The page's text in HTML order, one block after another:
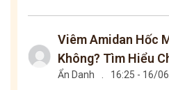
Viêm Amidan Hốc
Không? Tìm Hiểu
Ẩn Danh . 16:25 - 16/